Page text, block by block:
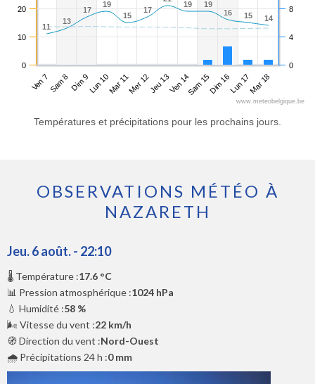
11
11
13
13
17
17
19
19
15
15
17
17
19
19 19
19
16
16 15
15 14
14
Ven 7Sam 8Dim 9Lun 10Mar 11Mer 12Jeu 13Ven 14Sam 15Dim 16Lun 17Mar 18
0
10
20
0
4
8
www.meteobelgique.be
Températures et précipitations pour les prochains jours.
OBSERVATIONS MÉTÉO À
NAZARETH
Jeu. 6 août. - 22:10
🌡️ Température :17.6 °C
📊 Pression atmosphérique :1024 hPa
💧 Humidité :58 %
🌬️ Vitesse du vent :22 km/h
🧭 Direction du vent :Nord-Ouest
🌧️ Précipitations 24 h :0 mm